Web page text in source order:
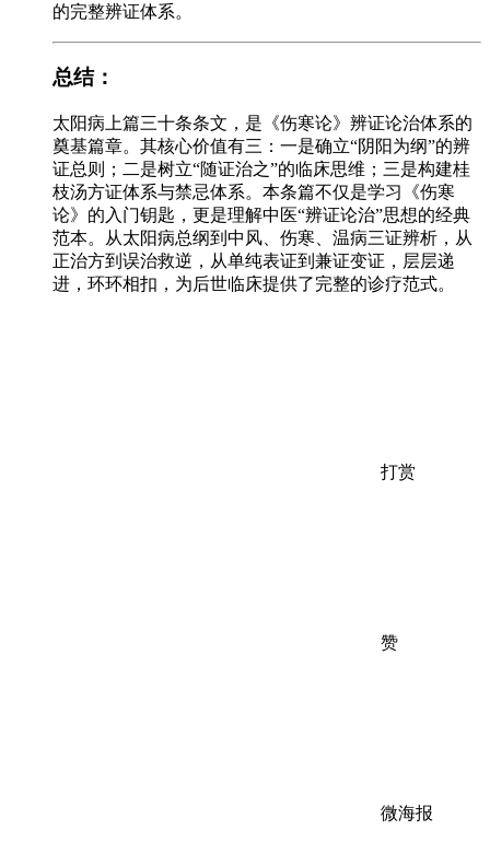
的完整辨证体系。
总结：
太阳病上篇三十条条文，是《伤寒论》辨证论治体系的
奠基篇章。其核心价值有三：一是确立“阴阳为纲”的辨
证总则；二是树立“随证治之”的临床思维；三是构建桂
枝汤方证体系与禁忌体系。本条篇不仅是学习《伤寒
论》的入门钥匙，更是理解中医“辨证论治”思想的经典
范本。从太阳病总纲到中风、伤寒、温病三证辨析，从
正治方到误治救逆，从单纯表证到兼证变证，层层递
进，环环相扣，为后世临床提供了完整的诊疗范式。
打赏
赞
微海报